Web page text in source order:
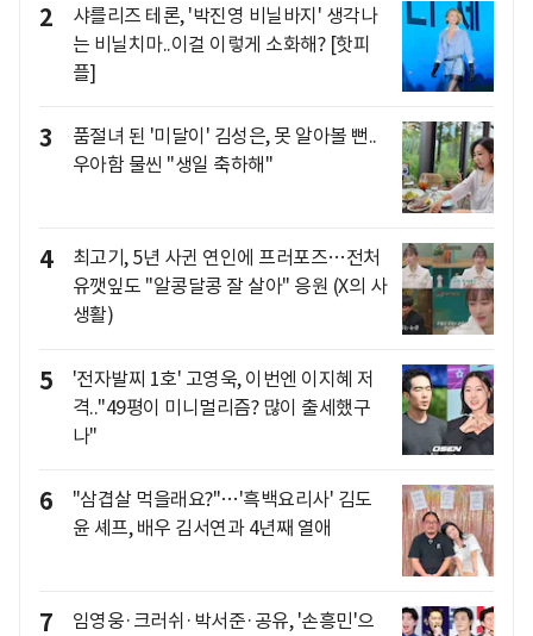
2
샤를리즈 테론, '박진영 비닐바지' 생각나
는 비닐치마..이걸 이렇게 소화해? [핫피
플]
3
품절녀 된 '미달이' 김성은, 못 알아볼 뻔..
우아함 물씬 "생일 축하해"
4
최고기, 5년 사귄 연인에 프러포즈…전처
유깻잎도 "알콩달콩 잘 살아" 응원 (X의 사
생활)
5
'전자발찌 1호' 고영욱, 이번엔 이지혜 저
격.."49평이 미니멀리즘? 많이 출세했구
나"
6
"삼겹살 먹을래요?"…'흑백요리사' 김도
윤 셰프, 배우 김서연과 4년째 열애
7
임영웅·크러쉬·박서준·공유, '손흥민'으